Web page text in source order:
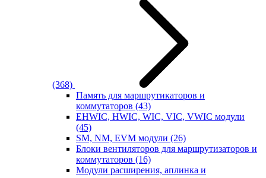
(368)
Память для маршрутикаторов и
коммутаторов (43)
EHWIC, HWIC, WIC, VIC, VWIC модули
(45)
SM, NM, EVM модули (26)
Блоки вентиляторов для маршрутизаторов и
коммутаторов (16)
Модули расширения, аплинка и